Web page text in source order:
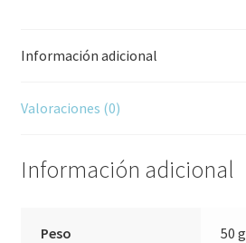
Información adicional
Valoraciones (0)
Información adicional
Peso 50 g